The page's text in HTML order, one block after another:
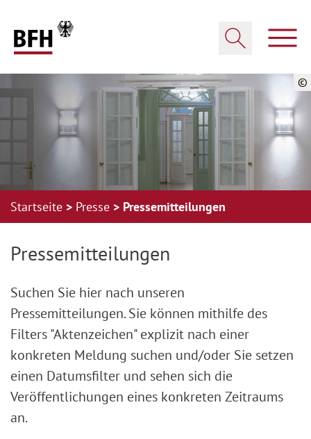
©
Startseite Presse Pressemitteilungen
Pressemitteilungen
Suchen Sie hier nach unseren
Pressemitteilungen. Sie können mithilfe des
Filters "Aktenzeichen" explizit nach einer
konkreten Meldung suchen und/oder Sie setzen
einen Datumsfilter und sehen sich die
Veröffentlichungen eines konkreten Zeitraums
an.